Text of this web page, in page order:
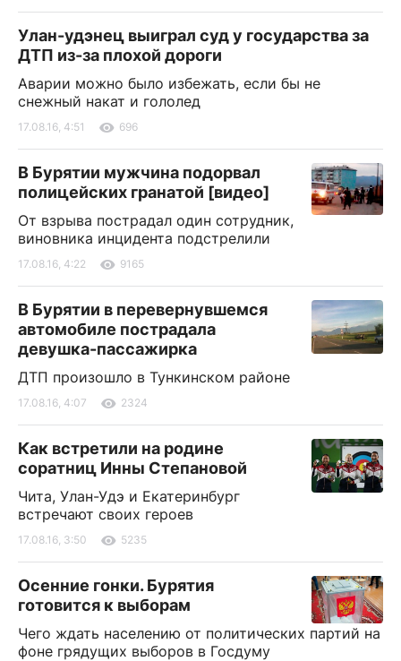
Улан-удэнец выиграл суд у государства за
ДТП из-за плохой дороги
Аварии можно было избежать, если бы не
снежный накат и гололед
17.08.16, 4:51 696
В Бурятии мужчина подорвал
полицейских гранатой [видео]
От взрыва пострадал один сотрудник,
виновника инцидента подстрелили
17.08.16, 4:22 9165
В Бурятии в перевернувшемся
автомобиле пострадала
девушка-пассажирка
ДТП произошло в Тункинском районе
17.08.16, 4:07 2324
Как встретили на родине
соратниц Инны Степановой
Чита, Улан-Удэ и Екатеринбург
встречают своих героев
17.08.16, 3:50 5235
Осенние гонки. Бурятия
готовится к выборам
Чего ждать населению от политических партий на
фоне грядущих выборов в Госдуму